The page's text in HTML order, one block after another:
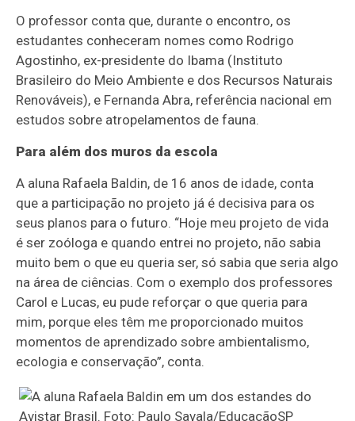
O professor conta que, durante o encontro, os
estudantes conheceram nomes como Rodrigo
Agostinho, ex-presidente do Ibama (Instituto
Brasileiro do Meio Ambiente e dos Recursos Naturais
Renováveis), e Fernanda Abra, referência nacional em
estudos sobre atropelamentos de fauna.
Para além dos muros da escola
A aluna Rafaela Baldin, de 16 anos de idade, conta
que a participação no projeto já é decisiva para os
seus planos para o futuro. “Hoje meu projeto de vida
é ser zoóloga e quando entrei no projeto, não sabia
muito bem o que eu queria ser, só sabia que seria algo
na área de ciências. Com o exemplo dos professores
Carol e Lucas, eu pude reforçar o que queria para
mim, porque eles têm me proporcionado muitos
momentos de aprendizado sobre ambientalismo,
ecologia e conservação”, conta.